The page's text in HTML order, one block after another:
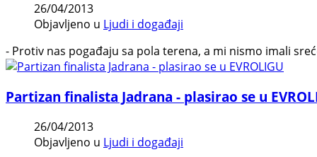
26/04/2013
Objavljeno u Ljudi i događaji
- Protiv nas pogađaju sa pola terena, a mi nismo imali
Partizan finalista Jadrana - plasirao se u
26/04/2013
Objavljeno u Ljudi i događaji